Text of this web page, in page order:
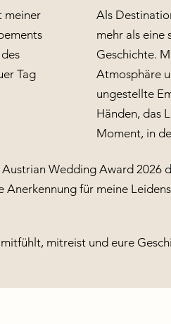
meiner
Tag
Als
mehr als eine
Geschichte.
Atmosphäre
ungestellte
Händen, das
Moment, in
Wedding Award 2026
für meine
mitreist und eure